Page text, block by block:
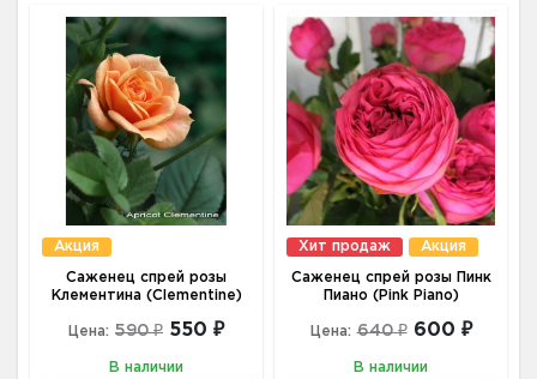
Акция
Саженец спрей розы
Клементина (Clementine)
Цена: 590 ₽ 550 ₽
В наличии
Хит продаж Акция
Саженец спрей розы Пинк
Пиано (Pink Piano)
Цена: 640 ₽ 600 ₽
В наличии